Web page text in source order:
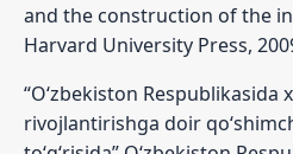
and the construction of the
Harvard University Press,
“O‘zbekiston Respublikasida
rivojlantirishga doir